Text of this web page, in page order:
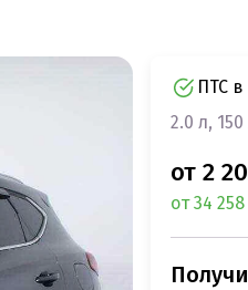
ПТС
2.0 л,
от 2
от 34